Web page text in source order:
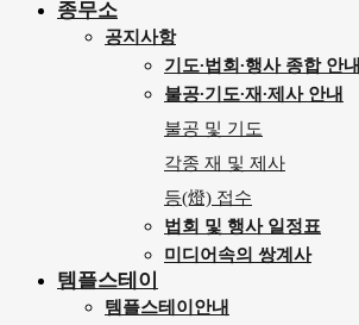
종무소
공지사항
기도∙법회∙행사 종합 안내
불공∙기도∙재∙제사 안내
불공 및 기도
각종 재 및 제사
등(燈) 접수
법회 및 행사 일정표
미디어속의 쌍계사
템플스테이
템플스테이안내